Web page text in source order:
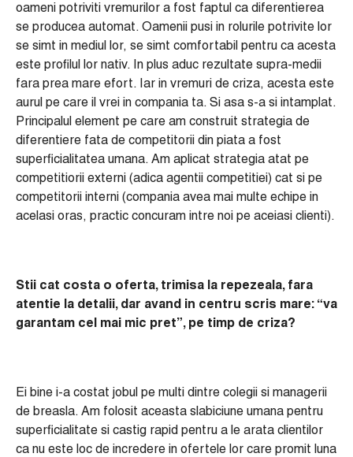
oameni potriviti vremurilor a fost faptul ca diferentierea
se producea automat. Oamenii pusi in rolurile potrivite lor
se simt in mediul lor, se simt comfortabil pentru ca acesta
este profilul lor nativ. In plus aduc rezultate supra-medii
fara prea mare efort. Iar in vremuri de criza, acesta este
aurul pe care il vrei in compania ta. Si asa s-a si intamplat.
Principalul element pe care am construit strategia de
diferentiere fata de competitorii din piata a fost
superficialitatea umana. Am aplicat strategia atat pe
competitiorii externi (adica agentii competitiei) cat si pe
competitorii interni (compania avea mai multe echipe in
acelasi oras, practic concuram intre noi pe aceiasi clienti).
Stii cat costa o oferta, trimisa la repezeala, fara
atentie la detalii, dar avand in centru scris mare: “va
garantam cel mai mic pret”, pe timp de criza?
Ei bine i-a costat jobul pe multi dintre colegii si managerii
de breasla. Am folosit aceasta slabiciune umana pentru
superficialitate si castig rapid pentru a le arata clientilor
ca nu este loc de incredere in ofertele lor care promit luna